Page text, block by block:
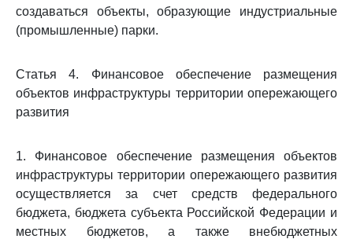
создаваться объекты, образующие индустриальные
(промышленные) парки.
Статья 4. Финансовое обеспечение размещения
объектов инфраструктуры территории опережающего
развития
1. Финансовое обеспечение размещения объектов
инфраструктуры территории опережающего развития
осуществляется за счет средств федерального
бюджета, бюджета субъекта Российской Федерации и
местных бюджетов, а также внебюджетных